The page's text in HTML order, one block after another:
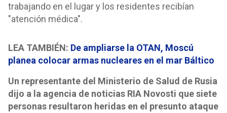
trabajando en el lugar y los residentes recibían
"atención médica".
LEA TAMBIÉN: De ampliarse la OTAN, Moscú
planea colocar armas nucleares en el mar Báltico
Un representante del Ministerio de Salud de Rusia
dijo a la agencia de noticias RIA Novosti que siete
personas resultaron heridas en el presunto ataque